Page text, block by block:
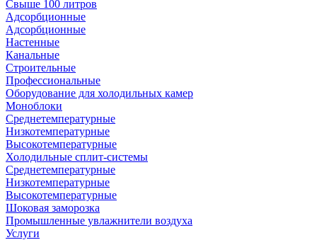
Свыше 100 литров
Адсорбционные
Адсорбционные
Настенные
Канальные
Строительные
Профессиональные
Оборудование для холодильных камер
Моноблоки
Среднетемпературные
Низкотемпературные
Высокотемпературные
Холодильные сплит-системы
Среднетемпературные
Низкотемпературные
Высокотемпературные
Шоковая заморозка
Промышленные увлажнители воздуха
Услуги